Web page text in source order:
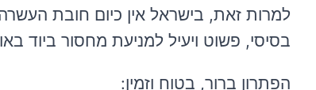
למרות זאת, בישראל אין כיום חובת
בסיסי, פשוט ויעיל למניעת מחסור ביוד
הפתרון ברור, בטוח וזמין: